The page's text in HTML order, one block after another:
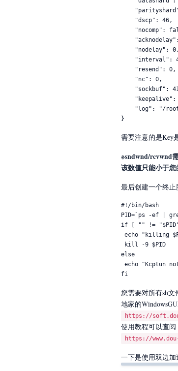
}
需要注意的是Key
※sndwnd/rcvwnd
该数值只能小于
最后创建一个终止
#!/bin/bash
PID=`ps -ef |
if [ "" !=
echo "killing $PID"
else
echo "Kcptun not running!"
fi
您需要对所有sh
地家的
https://soft.dou-
使用教程可以查阅
https://
一下是使用双边